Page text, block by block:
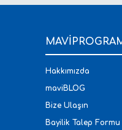
Hakkımızda
maviBLOG
Bize Ulaşın
Bayilik Talep Formu